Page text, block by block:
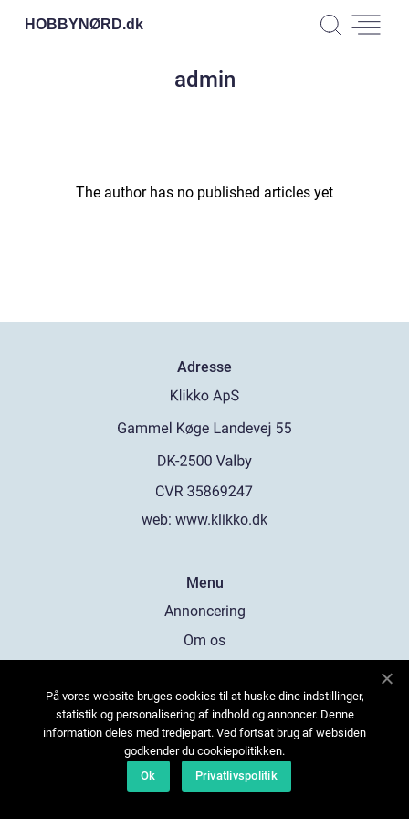
HOBBYNØRD.dk
admin
The author has no published articles yet
Adresse
web: www.klikko.dk
Menu
Annoncering
Om os
Kontakt os
Sitemap
På vores website bruges cookies til at huske dine indstillinger,
statistik og personalisering af indhold og annoncer. Denne
information deles med tredjepart. Ved fortsat brug af websiden
godkender du cookiepolitikken.
Ok
Privatlivspolitik